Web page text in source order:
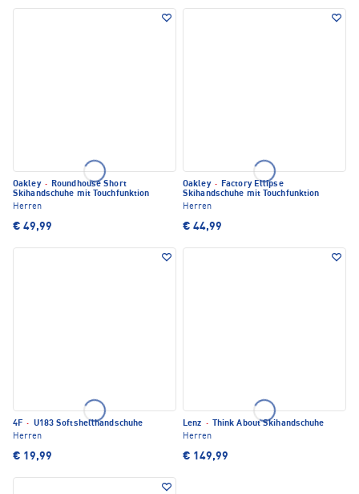
Oakley · Roundhouse Short
Skihandschuhe mit Touchfunktion
Herren
€ 49,99
Oakley · Factory Ellipse
Skihandschuhe mit Touchfunktion
Herren
€ 44,99
4F · U183 Softshellhandschuhe
Herren
€ 19,99
Lenz ·
Think About Skihandschuhe
Herren
€ 149,99